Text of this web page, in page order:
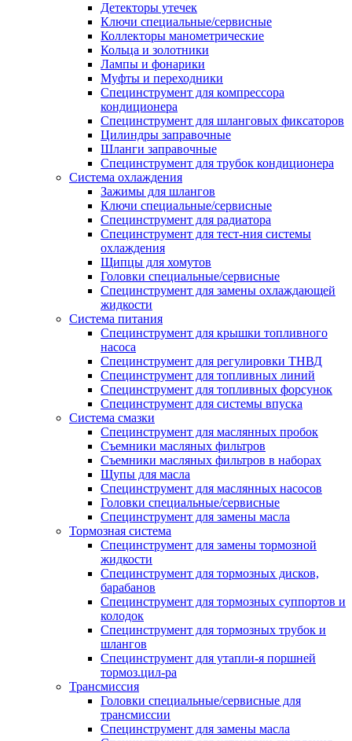
Детекторы утечек
Ключи специальные/сервисные
Коллекторы манометрические
Кольца и золотники
Лампы и фонарики
Муфты и переходники
Специнструмент для компрессора
кондиционера
Специнструмент для шланговых фиксаторов
Цилиндры заправочные
Шланги заправочные
Специнструмент для трубок кондиционера
Система охлаждения
Зажимы для шлангов
Ключи специальные/сервисные
Специнструмент для радиатора
Специнструмент для тест-ния системы
охлаждения
Щипцы для хомутов
Головки специальные/сервисные
Специнструмент для замены охлаждающей
жидкости
Система питания
Специнструмент для крышки топливного
насоса
Специнструмент для регулировки ТНВД
Специнструмент для топливных линий
Специнструмент для топливных форсунок
Специнструмент для системы впуска
Система смазки
Специнструмент для маслянных пробок
Съемники масляных фильтров
Съемники масляных фильтров в наборах
Щупы для масла
Специнструмент для маслянных насосов
Головки специальные/сервисные
Специнструмент для замены масла
Тормозная система
Специнструмент для замены тормозной
жидкости
Специнструмент для тормозных дисков,
барабанов
Специнструмент для тормозных суппортов и
колодок
Специнструмент для тормозных трубок и
шлангов
Специнструмент для утапли-я поршней
тормоз.цил-ра
Трансмиссия
Головки специальные/сервисные для
трансмиссии
Специнструмент для замены масла